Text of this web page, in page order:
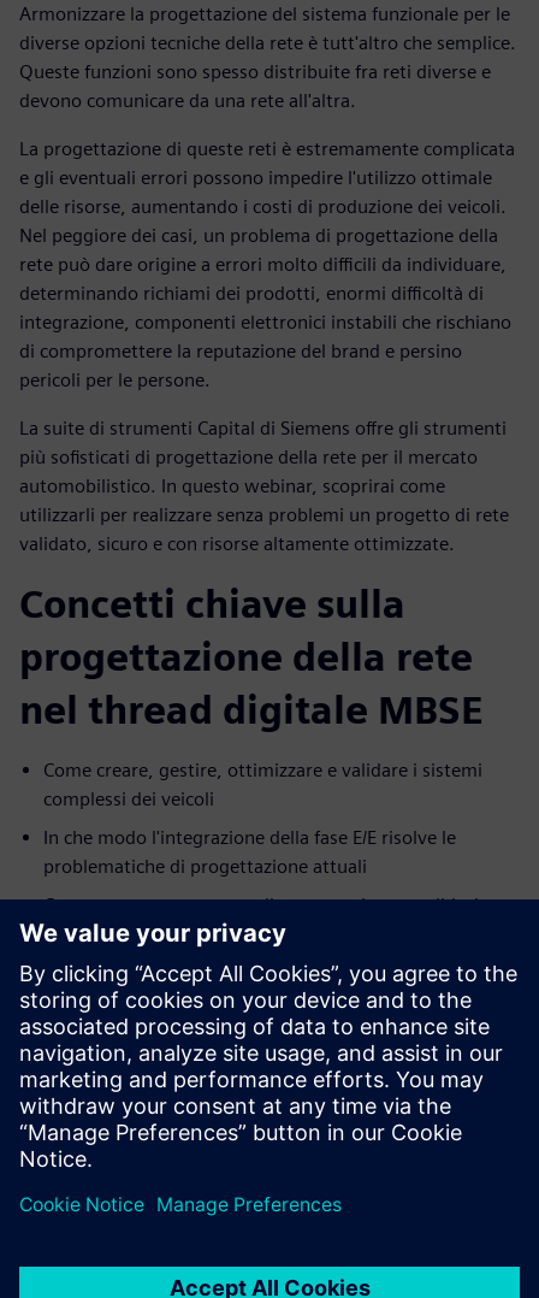
Armonizzare la progettazione del sistema funzionale per le
diverse opzioni tecniche della rete è tutt'altro che semplice.
Queste funzioni sono spesso distribuite fra reti diverse e
devono comunicare da una rete all'altra.
La progettazione di queste reti è estremamente complicata
e gli eventuali errori possono impedire l'utilizzo ottimale
delle risorse, aumentando i costi di produzione dei veicoli.
Nel peggiore dei casi, un problema di progettazione della
rete può dare origine a errori molto difficili da individuare,
determinando richiami dei prodotti, enormi difficoltà di
integrazione, componenti elettronici instabili che rischiano
di compromettere la reputazione del brand e persino
pericoli per le persone.
La suite di strumenti Capital di Siemens offre gli strumenti
più sofisticati di progettazione della rete per il mercato
automobilistico. In questo webinar, scoprirai come
utilizzarli per realizzare senza problemi un progetto di rete
validato, sicuro e con risorse altamente ottimizzate.
Concetti chiave sulla
progettazione della rete
nel thread digitale MBSE
Come creare, gestire, ottimizzare e validare i sistemi
complessi dei veicoli
In che modo l'integrazione della fase E/E risolve le
problematiche di progettazione attuali
Come creare un processo di progettazione e validazione
della rete basato su modello, per aumentare la qualità e
accelerare l'implementazione
Destinatari del webinar
Ingegneri di rete
Architetti E/E
Progettisti di sistemi
Ingegneri software